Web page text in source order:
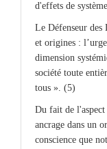
d'effets de
Le Défenseur
et origines :
dimension
société toute
tous ». (5)
Du fait de
ancrage dans un
conscience que